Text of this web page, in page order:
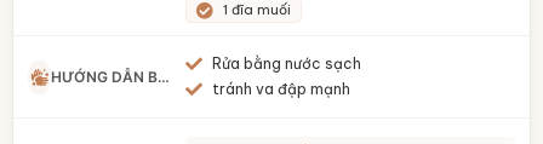
1 đĩa muối
HƯỚNG DẪN BẢO QUẢN
Rửa bằng nước sạch
tránh va đập mạnh